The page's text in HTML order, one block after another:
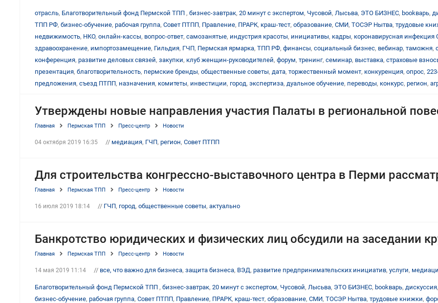
отрасль, Благотворительный фонд Пермской ТПП , бизнес-завтрак, 20 минут с экспертом, Чусовой, Лысьва, ЭТО БИЗНЕС, bookварь,
ТПП РФ, бизнес-обучение, рабочая группа, Совет ПТПП, Правление, ПРАРК, краш-тест, образование, СМИ, ТОСЭР Нытва, трудовые
недвижимость, НКО, онлайн-кассы, вопрос-ответ, самозанятые, индустрия красоты, инициативы, кадры, коронавирусная инфекция
здравоохранение, импортозамещение, Гильдия, ГЧП, Пермская ярмарка, ТПП РФ, финансы, социальный бизнес, вебинар, таможня,
конференция, развитие деловых связей, закупки, клуб женщин-руководителей, форум, тренинг, семинар, выставка, страховые
презентация, благотворительность, пермские бренды, общественные советы, дата, торжественный момент, конкуренция, опрос,
предложения, съезд ПТПП, назначения, комитеты, инвестиции, город, экспертиза, дуальное обучение, переводы, конкурс, регион,
Утверждены новые направления участия Палаты в региональной
Главная Пермская ТПП Пресс-центр Новости
04 октября 2019 16:35 // медиация, ГЧП, регион, Совет ПТПП
Для строительства конгрессно-выставочного центра в Перми
Главная Пермская ТПП Пресс-центр Новости
16 июля 2019 18:14 // ГЧП, город, общественные советы, актуально
Банкротство юридических и физических лиц обсудили на заседании
Главная Пермская ТПП Пресс-центр Новости
14 мая 2019 11:14 // все, что важно для бизнеса, защита бизнеса, ВЭД, развитие предпринимательских инициатив, услуги,
Благотворительный фонд Пермской ТПП , бизнес-завтрак, 20 минут с экспертом, Чусовой, Лысьва, ЭТО БИЗНЕС, bookварь, дискуссия,
бизнес-обучение, рабочая группа, Совет ПТПП, Правление, ПРАРК, краш-тест, образование, СМИ, ТОСЭР Нытва, трудовые книжки,